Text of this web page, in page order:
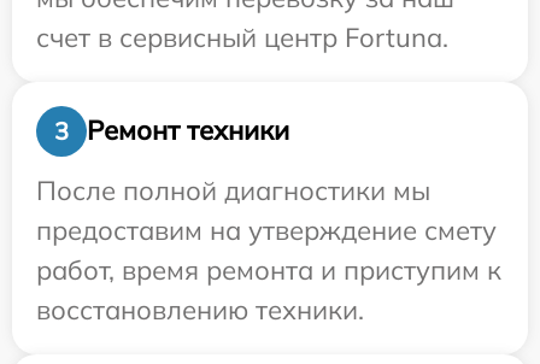
счет в сервисный центр Fortuna.
3
Ремонт техники
После полной диагностики мы
предоставим на утверждение смету
работ, время ремонта и приступим к
восстановлению техники.